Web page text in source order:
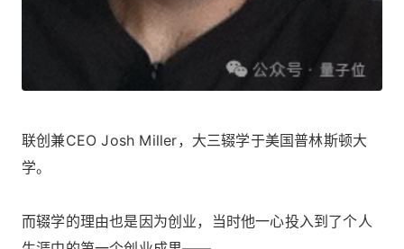
联创兼CEO Josh Miller，大三辍学于美国普林斯顿大
学。
而辍学的理由也是因为创业，当时他一心投入到了个人